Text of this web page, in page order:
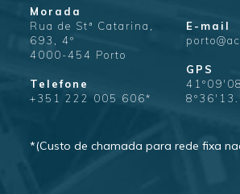
Morada
Rua de Stª Catarina,
693, 4º
4000-454 Porto
Telefone
+351 222 005 606*
E-mail
GPS
*(Custo de chamada para rede fixa